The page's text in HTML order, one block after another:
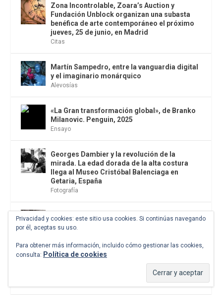
Zona Incontrolable, Zoara’s Auction y
Fundación Unblock organizan una subasta
benéfica de arte contemporáneo el próximo
jueves, 25 de junio, en Madrid
Citas
Martín Sampedro, entre la vanguardia digital
y el imaginario monárquico
Alevosías
«La Gran transformación global», de Branko
Milanovic. Penguin, 2025
Ensayo
Georges Dambier y la revolución de la
mirada. La edad dorada de la alta costura
llega al Museo Cristóbal Balenciaga en
Getaria, España
Fotografía
La postal de la semana: Ya no necesitamos
que un paparazzi nos persiga para lograr una
Postales
John le Carré después de John le Carré
Privacidad y cookies: este sitio usa cookies. Si continúas navegando
por él, aceptas su uso.
Para obtener más información, incluido cómo gestionar las cookies,
consulta: Política de cookies